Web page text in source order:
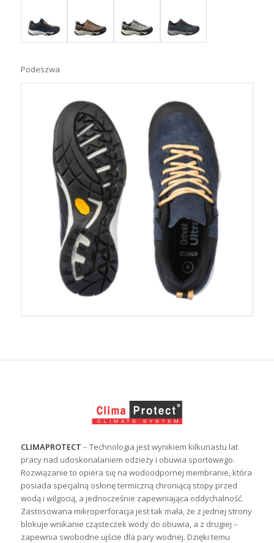
Podeszwa
CLIMAPROTECT – Technologia jest wynikiem kilkunastu lat
pracy nad udoskonalaniem odzieży i obuwia sportowego.
Rozwiązanie to opiera się na wodoodpornej membranie, która
posiada specjalną osłonę termiczną chroniącą stopy przed
wodą i wilgocią, a jednocześnie zapewniająca oddychalność.
Zastosowana mikroperforacja jest tak mała, że z jednej strony
blokuje wnikanie cząsteczek wody do obuwia, a z drugiej –
zapewnia swobodne ujście dla pary wodnej. Dzięki temu